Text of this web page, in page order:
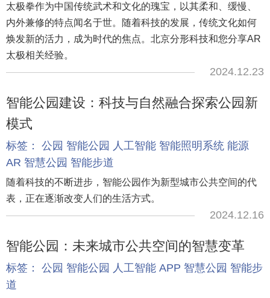
太极拳作为中国传统武术和文化的瑰宝，以其柔和、缓慢、
内外兼修的特点闻名于世。随着科技的发展，传统文化如何
焕发新的活力，成为时代的焦点。北京分形科技和您分享AR
太极相关经验。
2024.12.23
智能公园建设：科技与自然融合探索公园新
模式
标签： 公园 智能公园 人工智能 智能照明系统 能源
AR 智慧公园 智能步道
随着科技的不断进步，智能公园作为新型城市公共空间的代
表，正在逐渐改变人们的生活方式。
2024.12.16
智能公园：未来城市公共空间的智慧变革
标签： 公园 智能公园 人工智能 APP 智慧公园 智能步
道